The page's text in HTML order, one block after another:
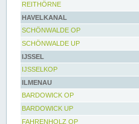
REITHÖRNE
HAVELKANAL
SCHÖNWALDE OP
SCHÖNWALDE UP
IJSSEL
IJSSELKOP
ILMENAU
BARDOWICK OP
BARDOWICK UP
FAHRENHOLZ OP